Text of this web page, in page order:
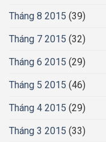
Tháng 8 2015 (39)
Tháng 7 2015 (32)
Tháng 6 2015 (29)
Tháng 5 2015 (46)
Tháng 4 2015 (29)
Tháng 3 2015 (33)